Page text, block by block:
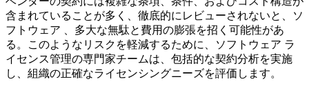
含まれていることが多く、徹底的にレビューされないと、ソ
フトウェア 、多大な無駄と費用の膨張を招く可能性があ
る。このようなリスクを軽減するために、ソフトウェア ラ
イセンス管理の専門家チームは、包括的な契約分析を実施
し、組織の正確なライセンシングニーズを評価します。